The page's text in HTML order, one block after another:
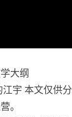
大纲
宇 本文仅供
。